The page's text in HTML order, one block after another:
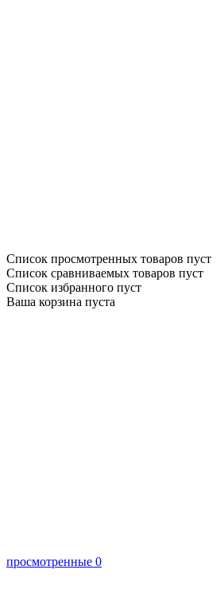
Список просмотренных товаров пуст
Список сравниваемых товаров пуст
Список избранного пуст
Ваша корзина пуста
просмотренные 0